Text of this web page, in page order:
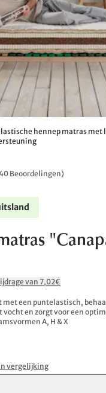
hennep matras met
Beoordelingen)
van 7,02€
een puntelastisch,
vocht en zorgt voor een
A, H & X
vergelijking